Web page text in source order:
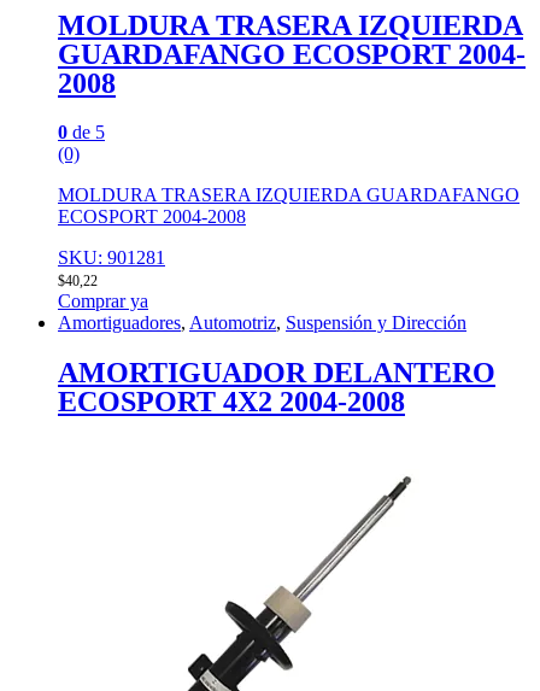
MOLDURA TRASERA IZQUIERDA
GUARDAFANGO ECOSPORT 2004-
2008
0 de 5
(0)
MOLDURA TRASERA IZQUIERDA GUARDAFANGO
ECOSPORT 2004-2008
SKU: 901281
$40,22
Comprar ya
Amortiguadores, Automotriz, Suspensión y Dirección
AMORTIGUADOR DELANTERO
ECOSPORT 4X2 2004-2008